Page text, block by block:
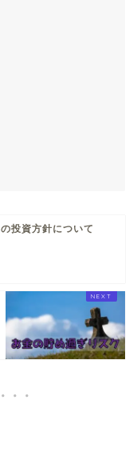
投資方針について